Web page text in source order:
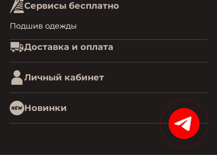
Сервисы бесплатно
Подшив одежды
Доставка и оплата
Личный кабинет
Новинки
15%